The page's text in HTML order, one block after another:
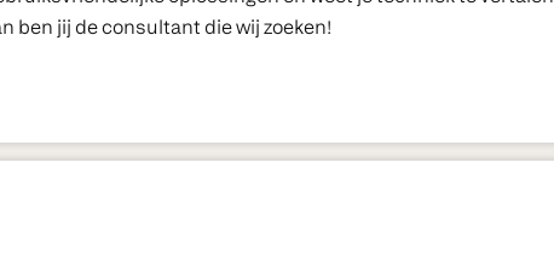
ben jij de consultant die wij zoeken!